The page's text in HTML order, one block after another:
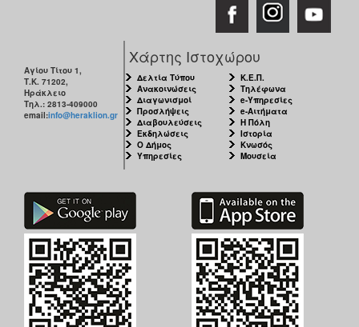
Αγίου Τίτου 1,
Τ.Κ. 71202,
Ηράκλειο
Τηλ.: 2813-409000
email:info@heraklion.gr
Χάρτης Ιστοχώρου
Δελτία Τύπου
Ανακοινώσεις
Διαγωνισμοί
Προσλήψεις
Διαβουλεύσεις
Εκδηλώσεις
Ο Δήμος
Υπηρεσίες
Κ.Ε.Π.
Τηλέφωνα
e-Υπηρεσίες
e-Αιτήματα
Η Πόλη
Ιστορία
Κνωσός
Μουσεία